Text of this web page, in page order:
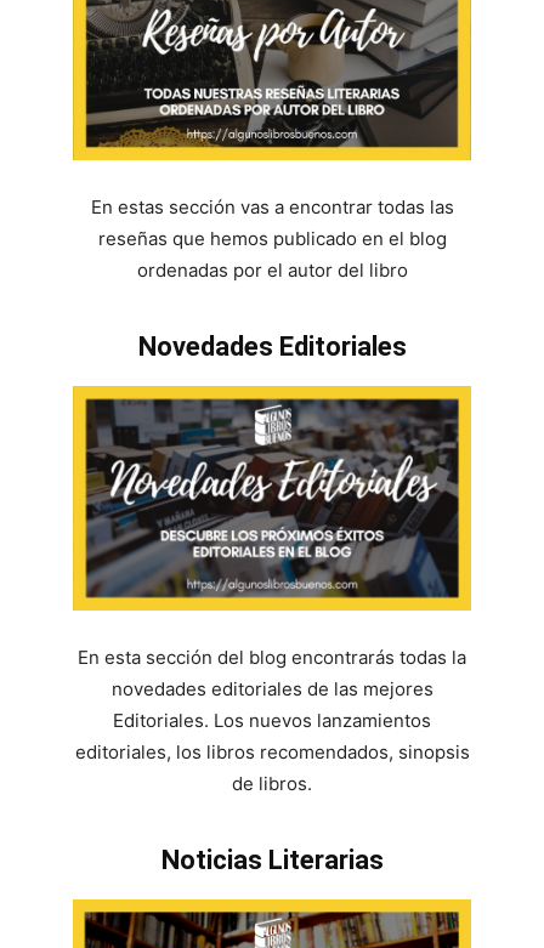
En estas sección vas a encontrar todas las
reseñas que hemos publicado en el blog
ordenadas por el autor del libro
Novedades Editoriales
En esta sección del blog encontrarás todas la
novedades editoriales de las mejores
Editoriales. Los nuevos lanzamientos
editoriales, los libros recomendados, sinopsis
de libros.
Noticias Literarias